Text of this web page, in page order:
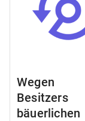
Wegen
Besitzers
bäuerlichen